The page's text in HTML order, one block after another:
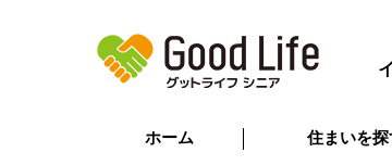
ホーム 住まいを